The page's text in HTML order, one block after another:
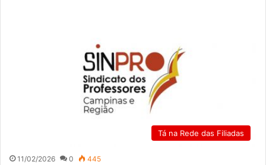
Tá na Rede das Filiadas
11/02/2026 0 445